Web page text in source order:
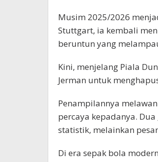
Musim 2025/2026
Stuttgart, ia kembali
beruntun yang
Kini, menjelang Piala
Jerman untuk
Penampilannya
percaya kepadanya.
statistik, melainkan
Di era sepak bola